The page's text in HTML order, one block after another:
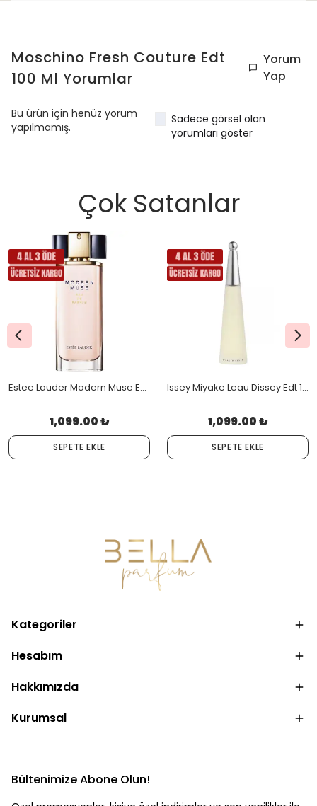
Moschino Fresh Couture Edt
100 Ml Yorumlar
Yorum
Yap
Bu ürün için henüz yorum
yapılmamış.
Sadece görsel olan
yorumları göster
Çok Satanlar
Estee Lauder Modern Muse Edp 100 Ml
1,099.00 ₺
SEPETE EKLE
Issey Miyake Leau Dissey Edt 100 Ml
1,099.00 ₺
SEPETE EKLE
Kategoriler
Hesabım
Hakkımızda
Kurumsal
Bültenimize Abone Olun!